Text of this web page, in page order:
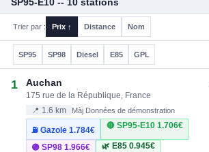
SP95-E10 -- 10 stations
Trier par : Prix ↑ Distance Nom
SP95 SP98 Diesel E85 GPL
1 Auchan
175 rue de la République, France
📍 1.6 km Màj Données de démonstration
⛽ Gazole1.784€
🔴 SP95-E10 1.706€
🟣 SP981.966€ 🌿 E85 0.945€